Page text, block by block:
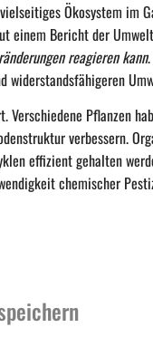
Ökosystem im
einem Bericht der
reagieren kann
widerstandsfähigeren
Pflanzen
verbessern.
effizient gehalten
chemischer